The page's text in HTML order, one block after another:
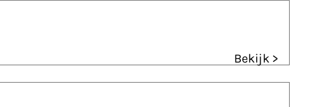
Bekijk >